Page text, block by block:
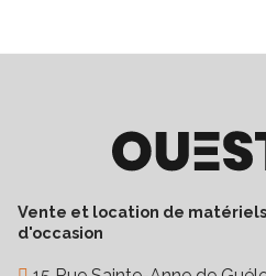
Vente et location de
d'occasion